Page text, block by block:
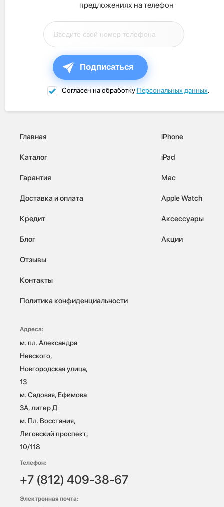
предложениях на телефон
Подписаться
Согласен на обработку Персональных данных.
Главная
Каталог
Гарантия
Доставка и оплата
Кредит
Блог
Отзывы
Контакты
Политика конфиденциальности
iPhone
iPad
Mac
Apple Watch
Аксессуары
Акции
Адреса:
м. пл. Александра
Невского,
Новгородская улица,
13
м. Садовая, Ефимова
3А, литер Д
м. Пл. Восстания,
Лиговский проспект,
10/118
Телефон:
+7 (812) 409-38-67
Электронная почта: